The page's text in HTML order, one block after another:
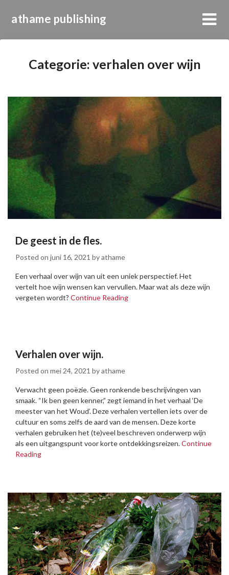
athame publishing
Categorie: verhalen over wijn
De geest in de fles.
Posted on juni 16, 2021 byathame
Een verhaal over wijn van uit een uniek perspectief. Het
vertelt hoe wijn wensen kan vervullen. Maar wat als deze wijn
vergeten wordt? Continue Reading
Verhalen over wijn.
Posted on mei 24, 2021 byathame
Verwacht geen poëzie. Geen ronkende beschrijvingen van
smaak. “Ik ben geen kenner,” zegt iemand in het verhaal ‘De
meester van het Woud’. Deze verhalen vertellen iets over de
cultuur en soms zelfs de aard van de mensen. Deze korte
verhalen gebruiken het (te)veel beschreven onderwerp wijn
als een uitgangspunt voor korte ontdekkingsreizen.Continue
Reading